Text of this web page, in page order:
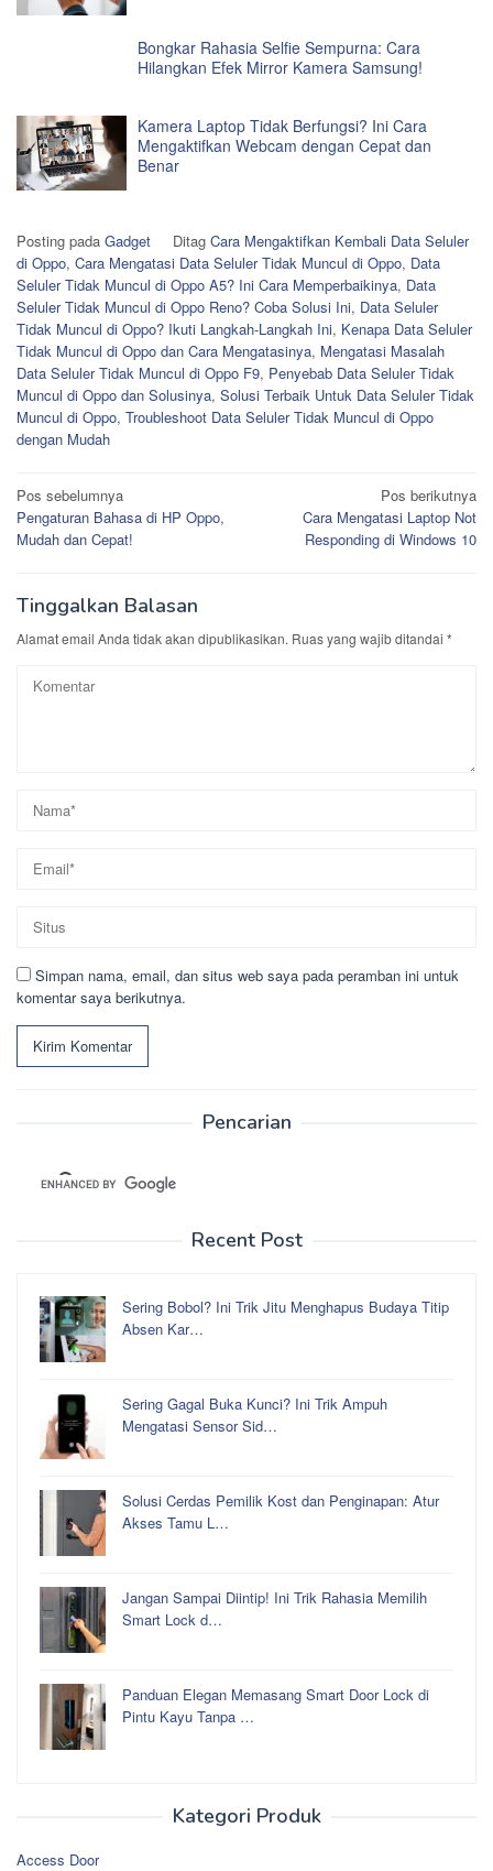
Bongkar Rahasia Selfie Sempurna: Cara
Hilangkan Efek Mirror Kamera Samsung!
Kamera Laptop Tidak Berfungsi? Ini Cara
Mengaktifkan Webcam dengan Cepat dan
Benar
Posting pada Gadget Ditag Cara Mengaktifkan Kembali Data Seluler
di Oppo, Cara Mengatasi Data Seluler Tidak Muncul di Oppo, Data
Seluler Tidak Muncul di Oppo A5? Ini Cara Memperbaikinya, Data
Seluler Tidak Muncul di Oppo Reno? Coba Solusi Ini, Data Seluler
Tidak Muncul di Oppo? Ikuti Langkah-Langkah Ini, Kenapa Data Seluler
Tidak Muncul di Oppo dan Cara Mengatasinya, Mengatasi Masalah
Data Seluler Tidak Muncul di Oppo F9, Penyebab Data Seluler Tidak
Muncul di Oppo dan Solusinya, Solusi Terbaik Untuk Data Seluler Tidak
Muncul di Oppo, Troubleshoot Data Seluler Tidak Muncul di Oppo
dengan Mudah
Navigasi
pos
Pos sebelumnya
Pengaturan Bahasa di HP Oppo,
Mudah dan Cepat!
Pos berikutnya
Cara Mengatasi Laptop Not
Responding di Windows 10
Tinggalkan Balasan
Alamat email Anda tidak akan dipublikasikan. Ruas yang wajib ditandai *
Simpan nama, email, dan situs web saya pada peramban ini untuk
komentar saya berikutnya.
Pencarian
Recent Post
Sering Bobol? Ini Trik Jitu Menghapus Budaya Titip
Absen Kar…
Sering Gagal Buka Kunci? Ini Trik Ampuh
Mengatasi Sensor Sid…
Solusi Cerdas Pemilik Kost dan Penginapan: Atur
Akses Tamu L…
Jangan Sampai Diintip! Ini Trik Rahasia Memilih
Smart Lock d…
Panduan Elegan Memasang Smart Door Lock di
Pintu Kayu Tanpa …
Kategori Produk
Access Door